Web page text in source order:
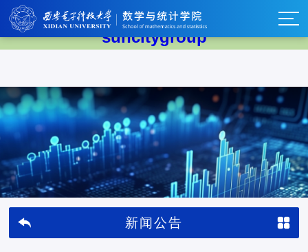
太阳集团tyc539(中国)有限公司-
suncitygroup
新闻公告